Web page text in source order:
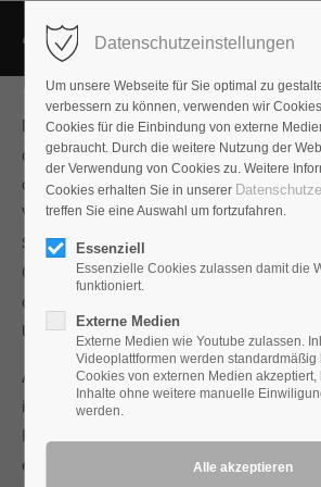
Upgrades
Der Anspruch auf höchste Klangqualität
die besten Geräte, sondern die
diesen Geräten in den verschiedensten
Verbindung mit unterschiedlichen
Stromversorgung, der Geräteverkabelung,
Gerätaufstellung und der Raumakustik.
daher komplette Lösungen, die für alle
Umgebungsbedingungen die besten
Audioplan Händler bieten Probeprodukte
im Zubehörbereich. Audioplan Berater
Ihnen telefonisch zur Verfügung. Ein
erfahrenen High-End Kunden ist der
Datenschutzeinstellungen
Um unsere Webseite für Sie optimal zu
verbessern zu können, verwenden wir
Cookies für die Einbindung von externe
gebraucht. Durch die weitere Nutzung der
der Verwendung von Cookies zu. Weitere
Cookies erhalten Sie in unserer
treffen Sie eine Auswahl um fortzufahren.
Essenziell
Essenzielle Cookies zulassen damit die
funktioniert.
Externe Medien
Externe Medien wie Youtube zulassen.
Videoplattformen werden standardmäßig
Cookies von externen Medien akzeptiert,
Inhalte ohne weitere manuelle
werden.